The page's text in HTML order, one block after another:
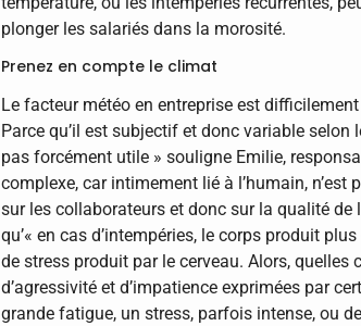
plonger les salariés dans la morosité.
Prenez en compte le climat
Le facteur météo en entreprise est
Parce qu’il est subjectif et donc variable
pas forcément utile » souligne Emilie,
complexe, car intimement lié à l’humain, n’est
sur les collaborateurs et donc sur la qualité
qu’« en cas d’intempéries, le corps produit
de stress produit par le cerveau. Alors,
d’agressivité et d’impatience exprimées par
grande fatigue, un stress, parfois intense, ou